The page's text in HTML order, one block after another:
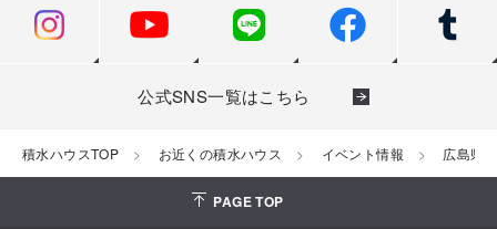
公式SNS一覧はこちら
積水ハウスTOP お近くの積水ハウス イベント情報 広島県
PAGE TOP